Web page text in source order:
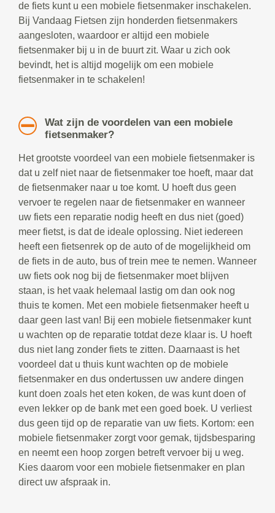
de fiets kunt u een mobiele fietsenmaker inschakelen.
Bij Vandaag Fietsen zijn honderden fietsenmakers
aangesloten, waardoor er altijd een mobiele
fietsenmaker bij u in de buurt zit. Waar u zich ook
bevindt, het is altijd mogelijk om een mobiele
fietsenmaker in te schakelen!
Wat zijn de voordelen van een mobiele
fietsenmaker?
Het grootste voordeel van een mobiele fietsenmaker is
dat u zelf niet naar de fietsenmaker toe hoeft, maar dat
de fietsenmaker naar u toe komt. U hoeft dus geen
vervoer te regelen naar de fietsenmaker en wanneer
uw fiets een reparatie nodig heeft en dus niet (goed)
meer fietst, is dat de ideale oplossing. Niet iedereen
heeft een fietsenrek op de auto of de mogelijkheid om
de fiets in de auto, bus of trein mee te nemen. Wanneer
uw fiets ook nog bij de fietsenmaker moet blijven
staan, is het vaak helemaal lastig om dan ook nog
thuis te komen. Met een mobiele fietsenmaker heeft u
daar geen last van! Bij een mobiele fietsenmaker kunt
u wachten op de reparatie totdat deze klaar is. U hoeft
dus niet lang zonder fiets te zitten. Daarnaast is het
voordeel dat u thuis kunt wachten op de mobiele
fietsenmaker en dus ondertussen uw andere dingen
kunt doen zoals het eten koken, de was kunt doen of
even lekker op de bank met een goed boek. U verliest
dus geen tijd op de reparatie van uw fiets. Kortom: een
mobiele fietsenmaker zorgt voor gemak, tijdsbesparing
en neemt een hoop zorgen betreft vervoer bij u weg.
Kies daarom voor een mobiele fietsenmaker en plan
direct uw afspraak in.